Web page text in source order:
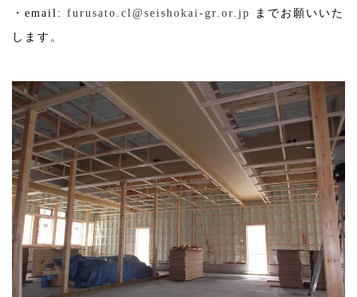
・email:furusato.cl@seishokai-gr.or.jp
までお願いいた
します。